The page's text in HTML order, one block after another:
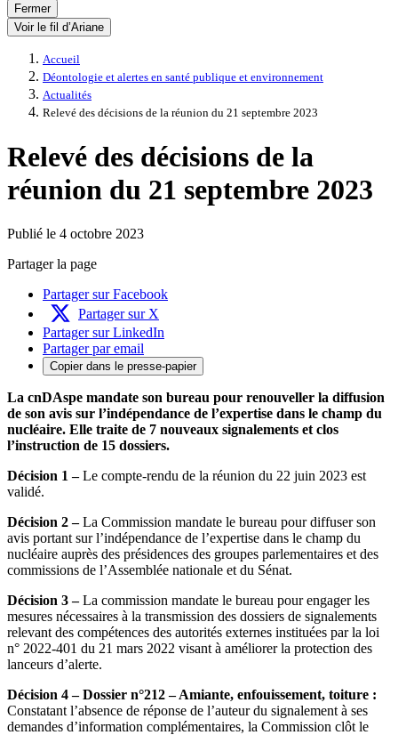
Fermer
Voir le fil d’Ariane
Accueil
Déontologie et alertes en santé publique et environnement
Actualités
Relevé des décisions de la réunion du 21 septembre 2023
Relevé des décisions de la
réunion du 21 septembre 2023
Publié le 4 octobre 2023
Partager la page
Partager sur Facebook
Partager sur X
Partager sur LinkedIn
Partager par email
Copier dans le presse-papier
La cnDAspe mandate son bureau pour renouveller la diffusion
de son avis sur l’indépendance de l’expertise dans le champ du
nucléaire. Elle traite de 7 nouveaux signalements et clos
l’instruction de 15 dossiers.
Décision 1 –Le compte-rendu de la réunion du 22 juin 2023 est
validé.
Décision 2 –La Commission mandate le bureau pour diffuser son
avis portant sur l’indépendance de l’expertise dans le champ du
nucléaire auprès des présidences des groupes parlementaires et des
commissions de l’Assemblée nationale et du Sénat.
Décision 3 –La commission mandate le bureau pour engager les
mesures nécessaires à la transmission des dossiers de signalements
relevant des compétences des autorités externes instituées par la loi
n° 2022-401 du 21 mars 2022 visant à améliorer la protection des
lanceurs d’alerte.
Décision 4 – Dossier n°212 – Amiante, enfouissement, toiture :
Constatant l’absence de réponse de l’auteur du signalement à ses
demandes d’information complémentaires, la Commission clôt le